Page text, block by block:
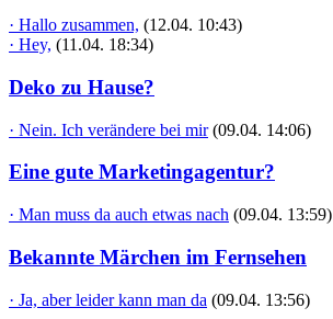
· Hallo zusammen, (12.04. 10:43)
· Hey, (11.04. 18:34)
Deko zu Hause?
· Nein. Ich verändere bei mir (09.04. 14:06)
Eine gute Marketingagentur?
· Man muss da auch etwas nach (09.04. 13:59)
Bekannte Märchen im Fernsehen
· Ja, aber leider kann man da (09.04. 13:56)